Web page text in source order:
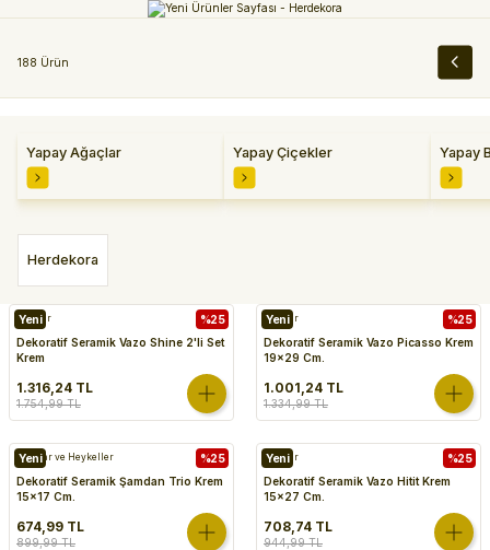
188 Ürün
Yapay Ağaçlar Yapay Çiçekler Yapay
Herdekora
%25
Yeni
Vazolar
Dekoratif Seramik Vazo Shine 2'li Set
Krem
1.316,24 TL
1.754,99 TL
%25
Yeni
Vazolar
Dekoratif Seramik Vazo Picasso Krem
19x29 Cm.
1.001,24 TL
1.334,99 TL
%25
Yeni
Biblolar ve Heykeller
Dekoratif Seramik Şamdan Trio Krem
15x17 Cm.
674,99 TL
899,99 TL
%25
Yeni
Vazolar
Dekoratif Seramik Vazo Hitit Krem
15x27 Cm.
708,74 TL
944,99 TL